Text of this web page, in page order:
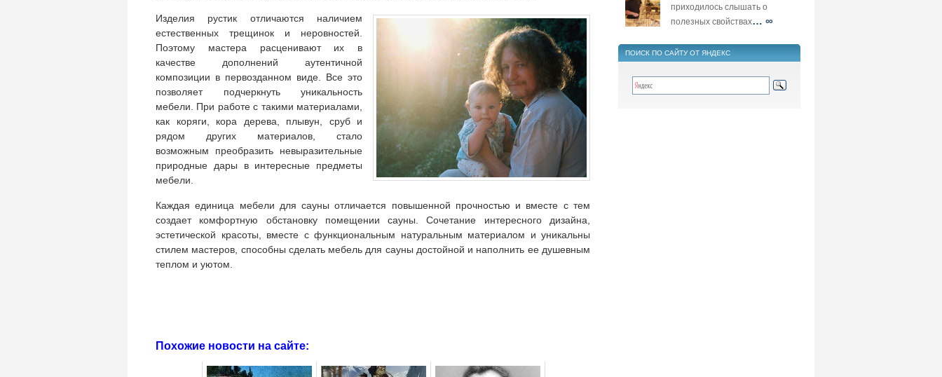
Изделия рустик отличаются наличием
естественных трещинок и неровностей.
Поэтому мастера расценивают их в
качестве дополнений аутентичной
композиции в первозданном виде. Все это
позволяет подчеркнуть уникальность
мебели. При работе с такими материалами,
как коряги, кора дерева, плывун, сруб и
рядом других материалов, стало
возможным преобразить невыразительные
природные дары в интересные предметы
мебели.
Каждая единица мебели для сауны отличается повышенной прочностью и вместе с тем
создает комфортную обстановку помещении сауны. Сочетание интересного дизайна,
эстетической красоты, вместе с функциональным натуральным материалом и уникальны
стилем мастеров, способны сделать мебель для сауны достойной и наполнить ее душевным
теплом и уютом.
Похожие новости на сайте:
приходилось слышать о
полезных свойствах… ∞
ПОИСК ПО САЙТУ ОТ ЯНДЕКС